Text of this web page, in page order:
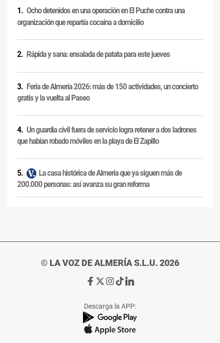
Ocho detenidos en una operación en El Puche contra una
organización que repartía cocaína a domicilio
Rápida y sana: ensalada de patata para este jueves
Feria de Almería 2026: más de 150 actividades, un concierto
gratis y la vuelta al Paseo
Un guardia civil fuera de servicio logra retener a dos ladrones
que habían robado móviles en la playa de El Zapillo
La casa histórica de Almería que ya siguen más de
200.000 personas: así avanza su gran reforma
© LA VOZ DE ALMERÍA S.L.U. 2026
Ir
de
La
Voz
Ir
de
La
Voz
Ir
de
La
Voz
Ir
de
La
Voz
Ir
de
La
Voz
Descarga la APP: